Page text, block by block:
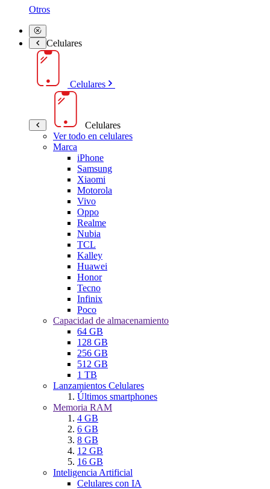
Otros
Celulares
Celulares
Celulares
Ver todo en celulares
Marca
iPhone
Samsung
Xiaomi
Motorola
Vivo
Oppo
Realme
Nubia
TCL
Kalley
Huawei
Honor
Tecno
Infinix
Poco
Capacidad de almacenamiento
64 GB
128 GB
256 GB
512 GB
1 TB
Lanzamientos Celulares
Últimos smartphones
Memoria RAM
4 GB
6 GB
8 GB
12 GB
16 GB
Inteligencia Artificial
Celulares con IA